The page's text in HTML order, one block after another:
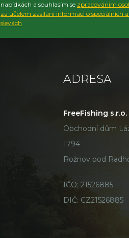
nabídkách a souhlasím se zpracováním
za účelem zasílání informací o speciálních
slevách
ADRESA
FreeFishing s.r.o.
Obchodní dům
1794
Rožnov pod
IČO: 21526885
DIČ: CZ21526885